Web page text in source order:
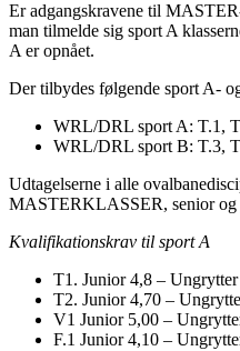
Er adgangskravene til
man tilmelde sig sport A
A er opnået.
Der tilbydes følgende sport A-
WRL/DRL sport A: T.1,
WRL/DRL sport B: T.3,
Udtagelserne i alle
MASTERKLASSER, senior og
Kvalifikationskrav til sport A
T1. Junior 4,8 –
T2. Junior 4,70 –
V1 Junior 5,00 –
F.1 Junior 4,10 –